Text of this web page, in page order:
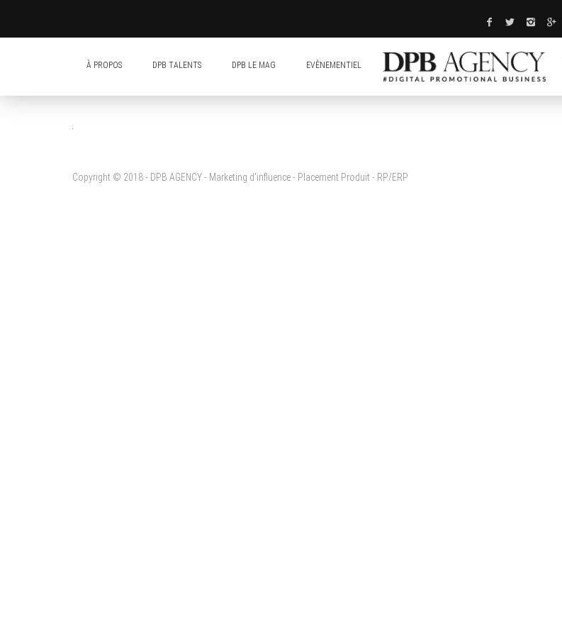
À PROPOS DPB TALENTS DPB LE MAG EVÈNEMENTIEL
Copyright © 2018 - DPB AGENCY - Marketing d'influence - Placement Produit - RP/ERP